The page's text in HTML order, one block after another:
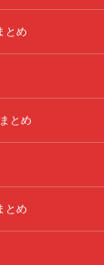
とめ
とめ
とめ